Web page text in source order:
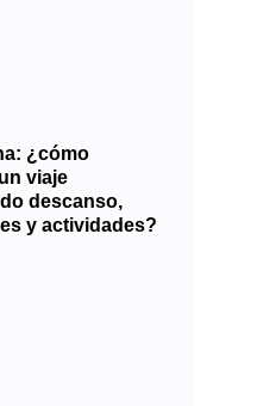
¿cómo
viaje
descanso,
y actividades?